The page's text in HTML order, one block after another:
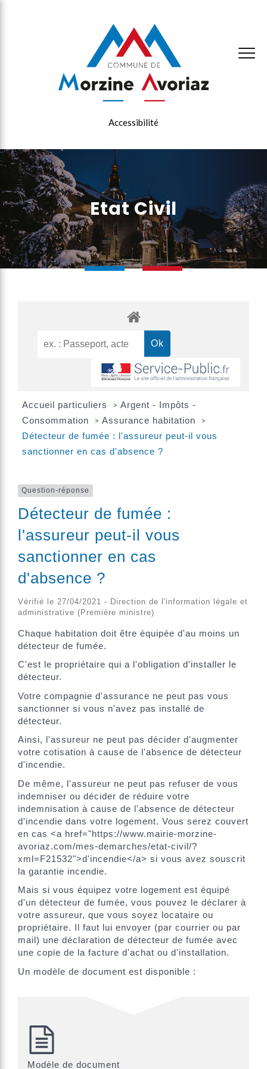
Accessibilité
Etat Civil
Accueil particuliers > Argent - Impôts -
Consommation
> Assurance habitation >
Détecteur de fumée : l'assureur peut-il vous
sanctionner en cas d'absence ?
Question-réponse
Détecteur de fumée :
l'assureur peut-il vous
sanctionner en cas
d'absence ?
Vérifié le 27/04/2021 - Direction de l'information légale et
administrative (Première ministre)
Chaque habitation doit être équipée d'au moins un
détecteur de fumée.
C'est le propriétaire qui a l'obligation d'installer le
détecteur.
Votre compagnie d'assurance ne peut pas vous
sanctionner si vous n'avez pas installé de
détecteur.
Ainsi, l'assureur ne peut pas décider d'augmenter
votre cotisation à cause de l'absence de détecteur
d'incendie.
De même, l'assureur ne peut pas refuser de vous
indemniser ou décider de réduire votre
indemnisation à cause de l'absence de détecteur
d'incendie dans votre logement. Vous serez couvert
en cas <a href="https://www.mairie-morzine-
avoriaz.com/mes-demarches/etat-civil/?
xml=F21532">d'incendie</a> si vous avez souscrit
la garantie incendie.
Mais si vous équipez votre logement est équipé
d'un détecteur de fumée, vous pouvez le déclarer à
votre assureur, que vous soyez locataire ou
propriétaire. Il faut lui envoyer (par courrier ou par
mail) une déclaration de détecteur de fumée avec
une copie de la facture d'achat ou d'installation.
Un modèle de document est disponible :
Modèle de document